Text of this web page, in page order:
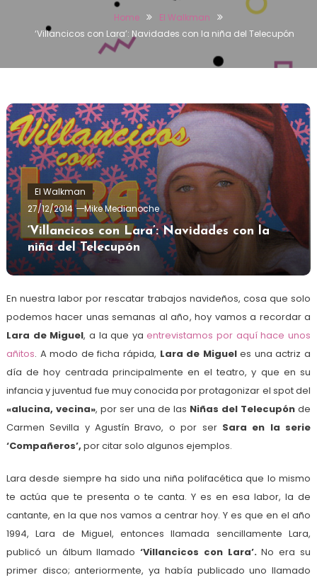
Home
El Walkman
‘Villancicos con Lara’: Navidades con la niña del Telecupón
El Walkman
27/12/2014
Mike Medianoche
‘Villancicos con Lara’: Navidades con la
niña del Telecupón
En nuestra labor por rescatar trabajos navideños, cosa que solo
podemos hacer unas semanas al año, hoy vamos a recordar a
Lara de Miguel, a la que ya entrevistamos por aquí hace unos
añitos. A modo de ficha rápida, Lara de Migueles una actriz a
día de hoy centrada principalmente en el teatro, y que en su
infancia y juventud fue muy conocida por protagonizar el spot del
«alucina, vecina», por ser una de las Niñas del Telecupón de
Carmen Sevilla y Agustín Bravo, o por ser Sara en la serie
‘Compañeros’, por citar solo algunos ejemplos.
Lara desde siempre ha sido una niña polifacética que lo mismo
te actúa que te presenta o te canta. Y es en esa labor, la de
cantante, en la que nos vamos a centrar hoy. Y es que en el año
1994, Lara de Miguel, entonces llamada sencillamente Lara,
publicó un álbum llamado ‘Villancicos con Lara’.No era su
primer disco; anteriormente, ya había publicado uno llamado